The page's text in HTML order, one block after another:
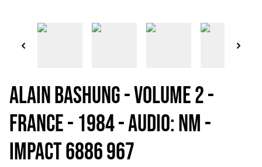
ALAIN BASHUNG - Volume 2 -
France - 1984 - Audio: NM -
Impact 6886 967